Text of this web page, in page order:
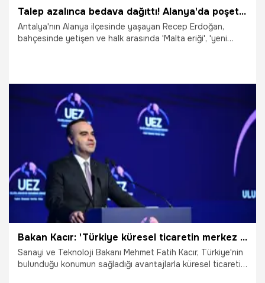
Talep azalınca bedava dağıttı! Alanya'da poşetini kapan bahçeye koştu
Antalya'nın Alanya ilçesinde yaşayan Recep Erdoğan,
bahçesinde yetişen ve halk arasında 'Malta eriği', 'yeni
Antalya
Bakan Kacır: 'Türkiye küresel ticaretin merkez ülkelerinden biri oldu'
Sanayi ve Teknoloji Bakanı Mehmet Fatih Kacır, Türkiye'nin
bulunduğu konumun sağladığı avantajlarla küresel ticaretin